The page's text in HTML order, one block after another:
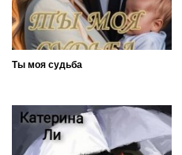
Ты моя судьба